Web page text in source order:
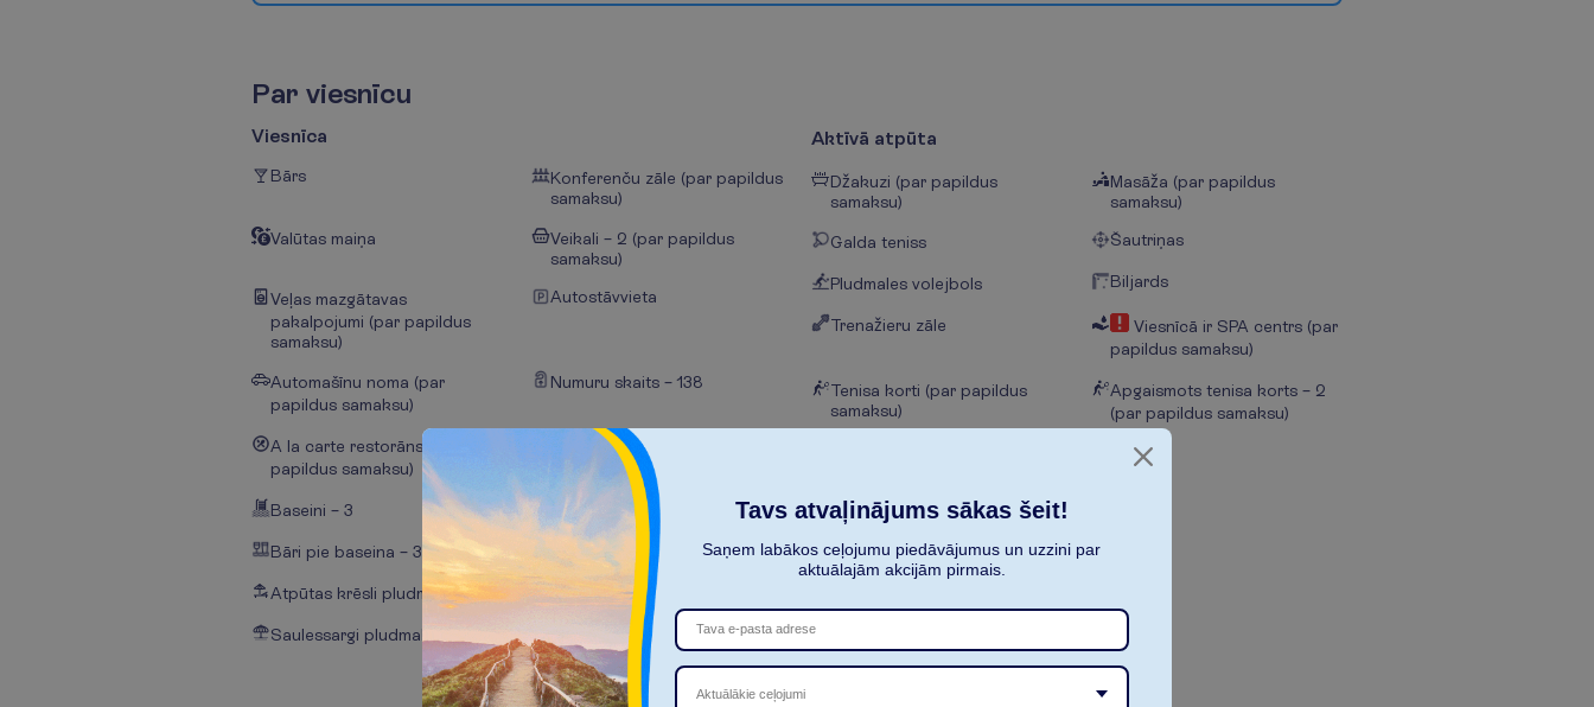
Par viesnīcu
Viesnīca
Bārs
Konferenču zāle (par papildus
samaksu)
Valūtas maiņa
Veikali – 2 (par papildus
samaksu)
Veļas mazgātavas
pakalpojumi (par papildus
samaksu)
Autostāvvieta
Automašīnu noma (par
papildus samaksu)
Numuru skaits – 138
A la carte restorāns (par
papildus samaksu)
Viesnīcas oficiālā kategorija –
Baseini – 3 Restorāni – 4
Bāri pie baseina – 3 Atpūtas krēsli pie baseina
Atpūtas krēsli pludmalē Saulessargi pie baseina
Saulessargi pludmalē
Aktīvā atpūta
Džakuzi (par papildus
samaksu)
Masāža (par papildus
samaksu)
Galda teniss Šautriņas
Pludmales volejbols Biljards
Trenažieru zāle
Viesnīcā ir SPA centrs (par
papildus samaksu)
Tenisa korti (par papildus
samaksu)
Apgaismots tenisa korts – 2
(par papildus samaksu)
Parādīt
Tavs atvaļinājums sākas šeit!
Saņem labākos ceļojumu piedāvājumus un uzzini par
aktuālajām akcijām pirmais.
Aktuālākie ceļojumi